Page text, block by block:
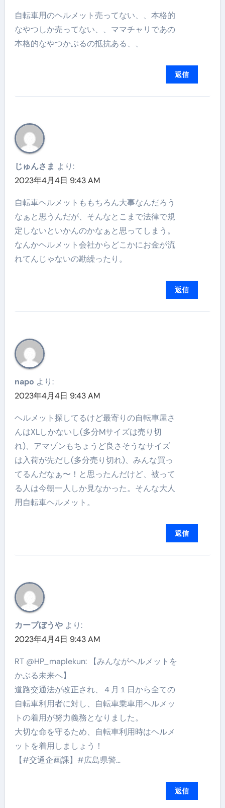
自転車用のヘルメット売ってない、、本格的
なやつしか売ってない、、ママチャリであの
本格的なやつかぶるの抵抗ある、、
返信
じゅんさま より:
2023年4月4日 9:43 AM
自転車ヘルメットももちろん大事なんだろう
なぁと思うんだが、そんなとこまで法律で規
定しないといかんのかなぁと思ってしまう。
なんかヘルメット会社からどこかにお金が流
れてんじゃないの勘繰ったり。
返信
napo より:
2023年4月4日 9:43 AM
ヘルメット探してるけど最寄りの自転車屋さ
んはXLしかないし(多分Mサイズは売り切
れ)、アマゾンもちょうど良さそうなサイズ
は入荷が先だし(多分売り切れ)、みんな買っ
てるんだなぁ〜！と思ったんだけど、被って
る人は今朝一人しか見なかった。そんな大人
用自転車ヘルメット。
返信
カープぼうや より:
2023年4月4日 9:43 AM
RT @HP_maplekun: 【みんながヘルメットを
かぶる未来へ】
道路交通法が改正され、４月１日から全ての
自転車利用者に対し、自転車乗車用ヘルメッ
トの着用が努力義務となりました。
大切な命を守るため、自転車利用時はヘルメ
ットを着用しましょう！
【#交通企画課】#広島県警…
返信